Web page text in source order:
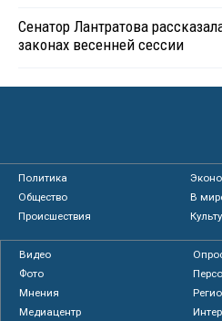
Сенатор Лантратова
законах весенней сессии
Политика
Общество
В
Происшествия
Видео
Фото
Мнения
Медиацентр